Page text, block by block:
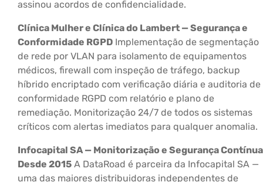
assinou acordos de confidencialidade.
Clínica Mulher e Clínica do Lambert — Segurança e
Conformidade RGPD Implementação de segmentação
de rede por VLAN para isolamento de equipamentos
médicos, firewall com inspeção de tráfego, backup
híbrido encriptado com verificação diária e auditoria de
conformidade RGPD com relatório e plano de
remediação. Monitorização 24/7 de todos os sistemas
críticos com alertas imediatos para qualquer anomalia.
Infocapital SA — Monitorização e Segurança Contínua
Desde 2015 A DataRoad é parceira da Infocapital SA —
uma das maiores distribuidoras independentes de